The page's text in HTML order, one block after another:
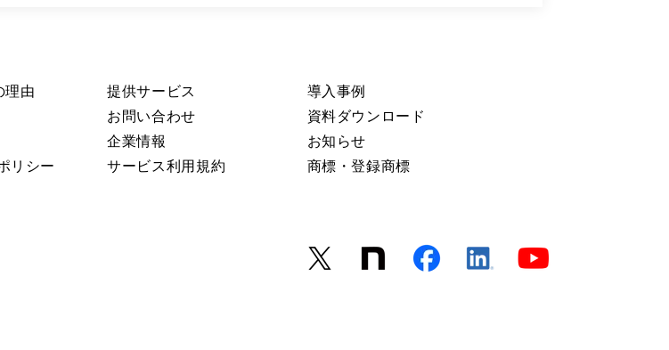
理由 提供サービス
導入事例
お問い合わせ
資料ダウンロード
企業情報
お知らせ
リシー
サービス利用規約 商標・登録商標